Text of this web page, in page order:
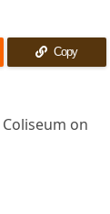
Copy
on